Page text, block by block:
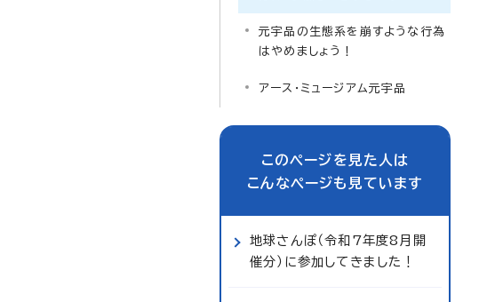
元宇品の生態系を崩すような行為
はやめましょう！
アース・ミュージアム元宇品
このページを見た人は
こんなページも見ています
地球さんぽ（令和7年度8月開
催分）に参加してきました！